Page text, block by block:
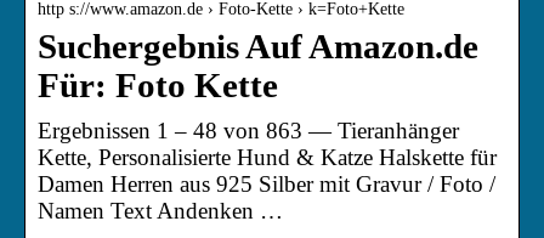
http s://www.amazon.de › Foto-Kette › k=Foto+Kette
Suchergebnis Auf Amazon.de
Für: Foto Kette
Ergebnissen 1 – 48 von 863 — Tieranhänger
Kette, Personalisierte Hund & Katze Halskette für
Damen Herren aus 925 Silber mit Gravur / Foto /
Namen Text Andenken …